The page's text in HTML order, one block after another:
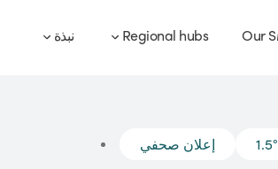
Our
Regional hubs نبذة
إعلان صحفي